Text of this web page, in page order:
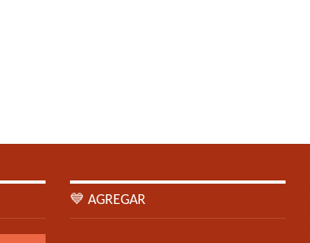
💙 AGREGAR